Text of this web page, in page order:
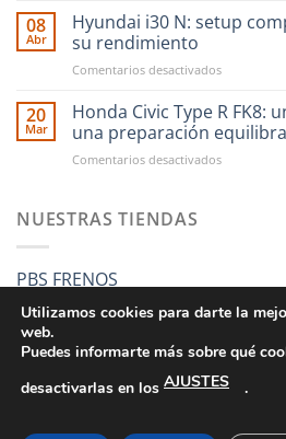
Motorsport
fácil
nunca
Ultra
Shifter:
nueva
de
entender
cambio
08
Abr
Hyundai i30 N: setup
su rendimiento
Comentarios desactivadosen
i30
setup
completo
20
Mar
Honda Civic Type R FK8:
una preparación
Comentarios desactivadosen
base
perfecta
preparación
equilibrada
NUESTRAS TIENDAS
PBS FRENOS
Utilizamos cookies para darte la
web.
Puedes informarte más sobre qué
desactivarlas en los AJUSTES .